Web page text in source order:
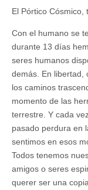
El Pórtico Cósmico,
Con el humano se
durante 13 días
seres humanos
demás. En libertad,
los caminos
momento de las
terrestre. Y cada
pasado perdura en
sentimos en esos
Todos tenemos
amigos o seres
querer ser una